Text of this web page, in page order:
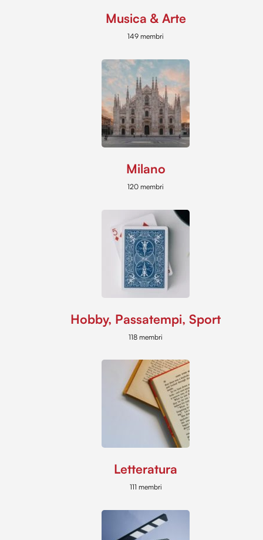
Musica & Arte
149 membri
Milano
120 membri
Hobby, Passatempi, Sport
118 membri
Letteratura
111 membri